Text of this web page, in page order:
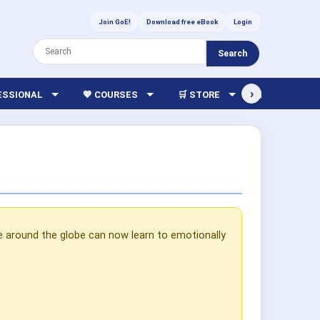
Join GoE! Download free eBook Login
Search
💖 COURSES 🛒 STORE 🏫 LIBRARY
›
around the globe can now learn to emotionally